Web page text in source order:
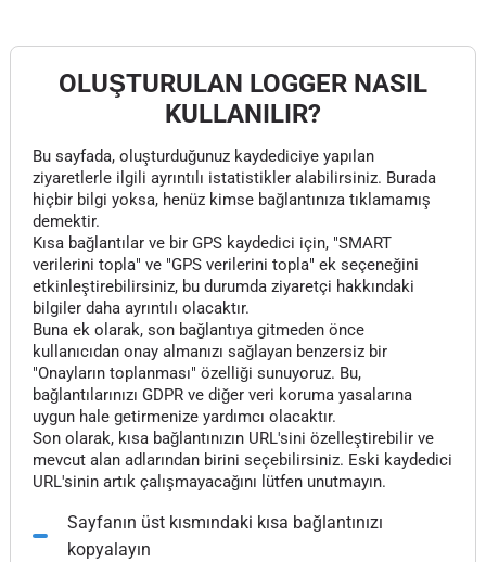
OLUŞTURULAN LOGGER NASIL
KULLANILIR?
Bu sayfada, oluşturduğunuz kaydediciye yapılan
ziyaretlerle ilgili ayrıntılı istatistikler alabilirsiniz. Burada
hiçbir bilgi yoksa, henüz kimse bağlantınıza tıklamamış
demektir.
Kısa bağlantılar ve bir GPS kaydedici için, "SMART
verilerini topla" ve "GPS verilerini topla" ek seçeneğini
etkinleştirebilirsiniz, bu durumda ziyaretçi hakkındaki
bilgiler daha ayrıntılı olacaktır.
Buna ek olarak, son bağlantıya gitmeden önce
kullanıcıdan onay almanızı sağlayan benzersiz bir
"Onayların toplanması" özelliği sunuyoruz. Bu,
bağlantılarınızı GDPR ve diğer veri koruma yasalarına
uygun hale getirmenize yardımcı olacaktır.
Son olarak, kısa bağlantınızın URL'sini özelleştirebilir ve
mevcut alan adlarından birini seçebilirsiniz. Eski kaydedici
URL'sinin artık çalışmayacağını lütfen unutmayın.
Sayfanın üst kısmındaki kısa bağlantınızı
kopyalayın